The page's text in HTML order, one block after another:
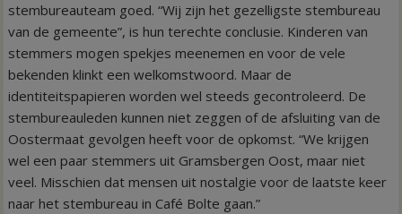
stembureauteam goed. “Wij zijn het gezelligste stembureau
van de gemeente”, is hun terechte conclusie. Kinderen van
stemmers mogen spekjes meenemen en voor de vele
bekenden klinkt een welkomstwoord. Maar de
identiteitspapieren worden wel steeds gecontroleerd. De
stembureauleden kunnen niet zeggen of de afsluiting van de
Oostermaat gevolgen heeft voor de opkomst. “We krijgen
wel een paar stemmers uit Gramsbergen Oost, maar niet
veel. Misschien dat mensen uit nostalgie voor de laatste keer
naar het stembureau in Café Bolte gaan.”